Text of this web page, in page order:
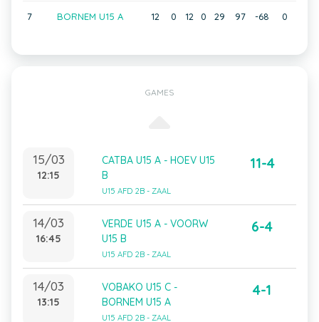
7 BORNEM U15 A 12 0 12 0 29 97 -68 0
GAMES
15/03
12:15
CATBA U15 A - HOEV U15
B
U15 AFD 2B - ZAAL
11-4
14/03
16:45
VERDE U15 A - VOORW
U15 B
U15 AFD 2B - ZAAL
6-4
14/03
13:15
VOBAKO U15 C -
BORNEM U15 A
U15 AFD 2B - ZAAL
4-1